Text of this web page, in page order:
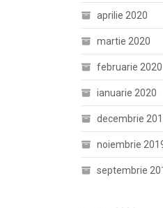
aprilie 2020
martie 2020
februarie 2020
ianuarie 2020
decembrie
noiembrie
septembrie